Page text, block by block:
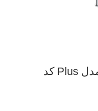
شیر روشویی روکار گروهه مدل Plus کد